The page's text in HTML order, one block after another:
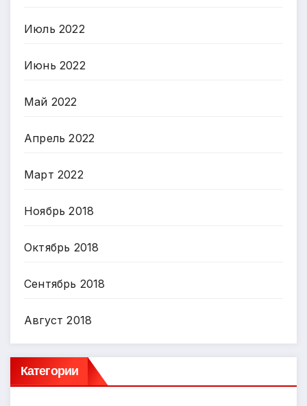
Июль 2022
Июнь 2022
Май 2022
Апрель 2022
Март 2022
Ноябрь 2018
Октябрь 2018
Сентябрь 2018
Август 2018
Категории